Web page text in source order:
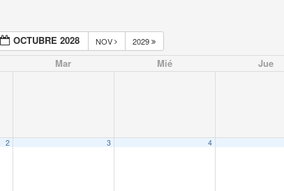
OCTUBRE 2028 NOV 2029
Mar Mié Jue
2 3 4